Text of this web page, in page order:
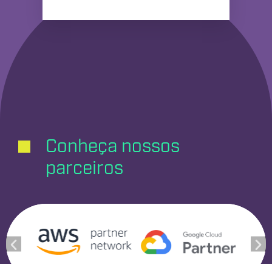
Conheça nossos
parceiros